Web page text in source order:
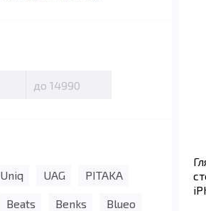
Uniq UAG PITAKA
Beats Benks Blueo